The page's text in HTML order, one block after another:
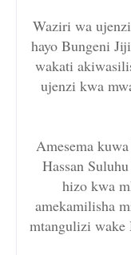
Waziri wa
hayo Bungeni
wakati
ujenzi kwa
Amesema
Hassan
hizo kwa
amekamilisha
mtangulizi wake